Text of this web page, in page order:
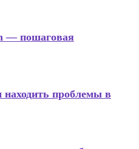
— пошаговая
находить проблемы в